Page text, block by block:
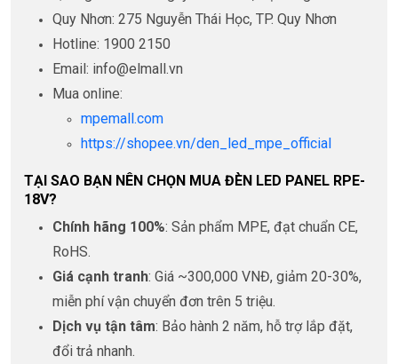
Quy Nhơn: 275 Nguyễn Thái Học, TP. Quy Nhơn
Hotline: 1900 2150
Email: info@elmall.vn
Mua online:
mpemall.com
https://shopee.vn/den_led_mpe_official
TẠI SAO BẠN NÊN CHỌN MUA ĐÈN LED PANEL RPE-
18V?
Chính hãng 100%: Sản phẩm MPE, đạt chuẩn CE,
RoHS.
Giá cạnh tranh: Giá ~300,000 VNĐ, giảm 20-30%,
miễn phí vận chuyển đơn trên 5 triệu.
Dịch vụ tận tâm: Bảo hành 2 năm, hỗ trợ lắp đặt,
đổi trả nhanh.